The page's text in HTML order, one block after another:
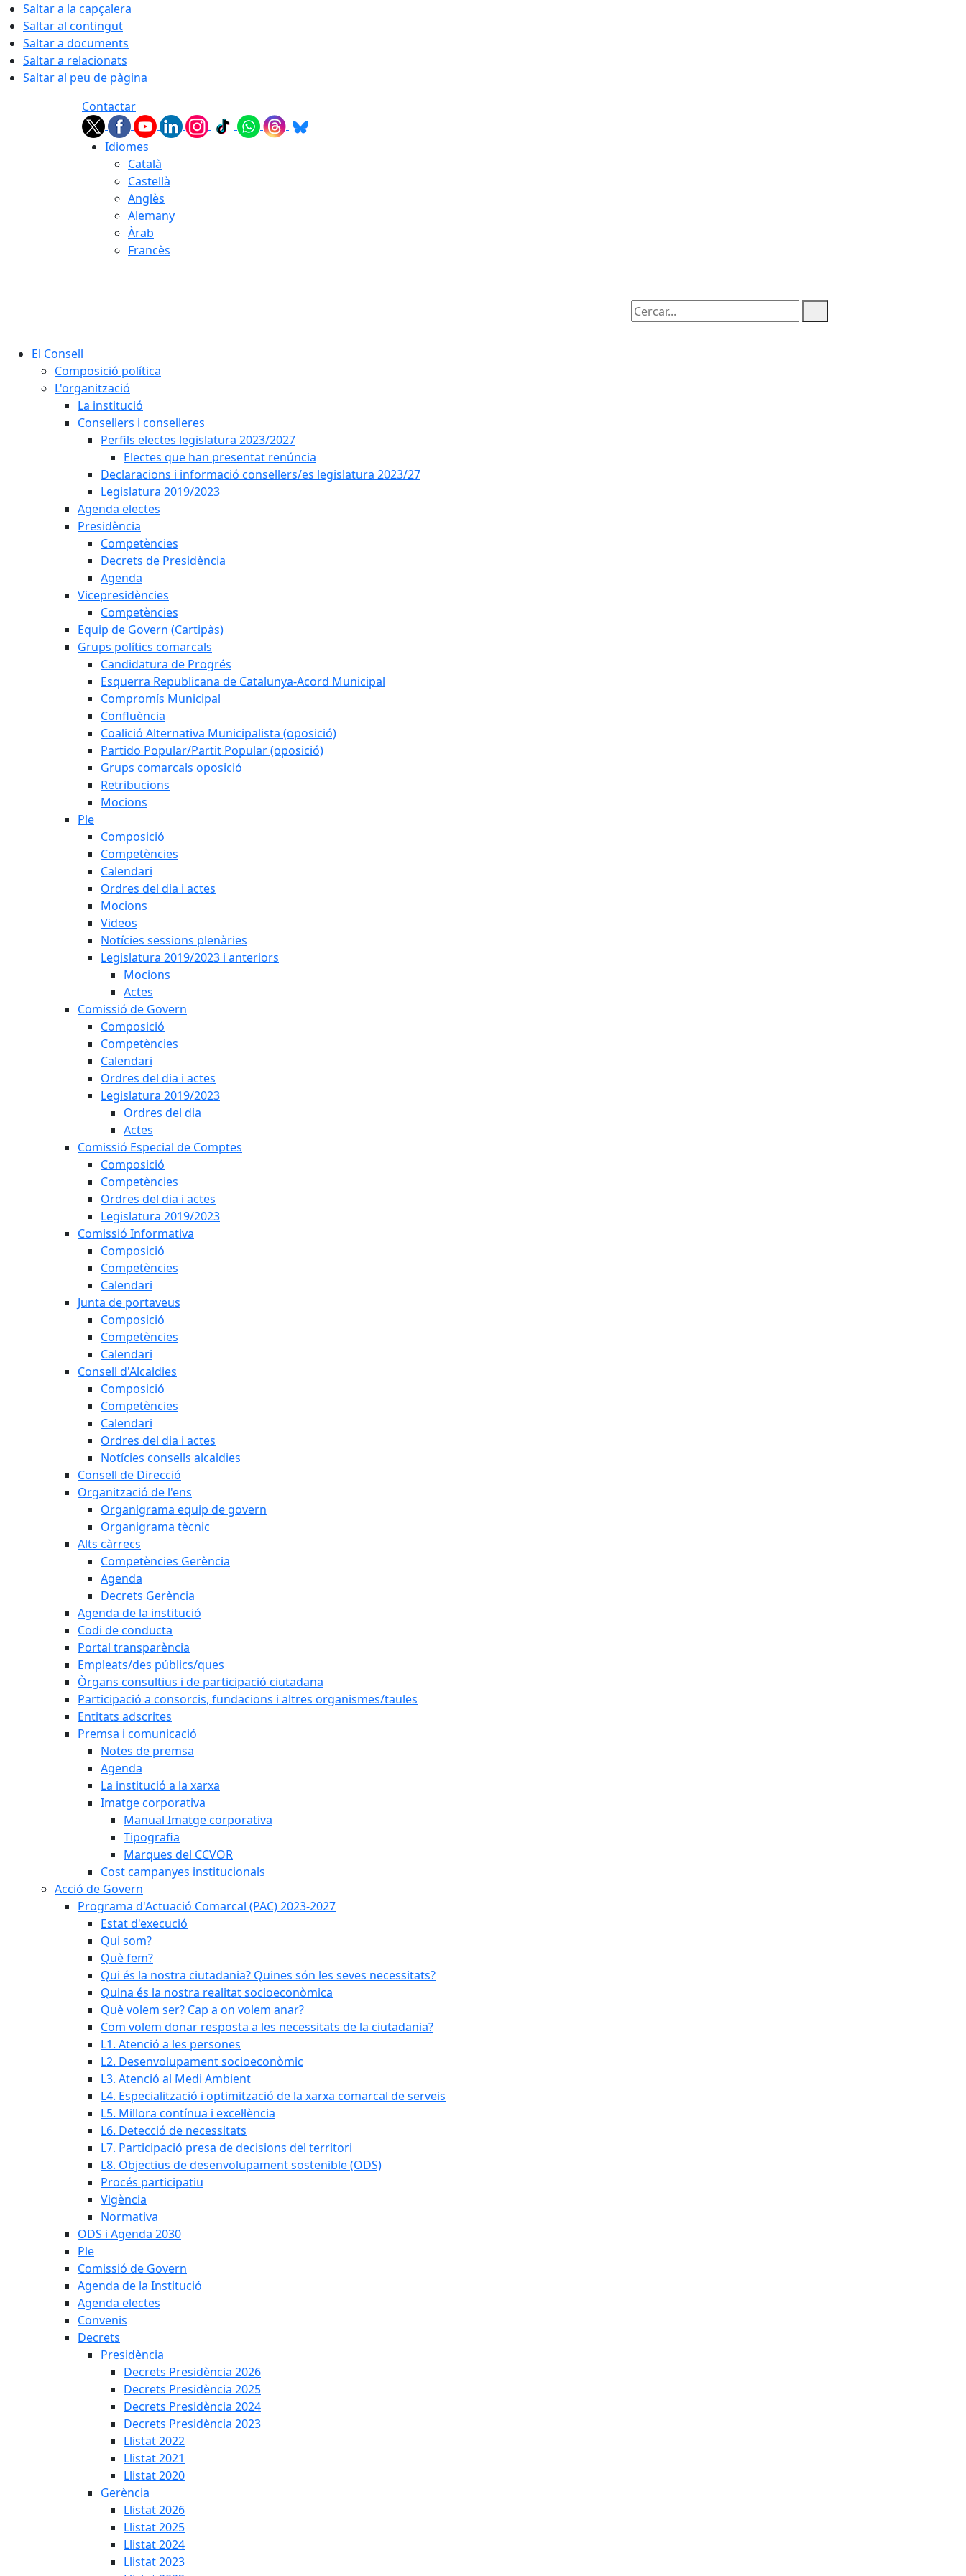
Saltar a la capçalera
Saltar al contingut
Saltar a documents
Saltar a relacionats
Saltar al peu de pàgina
Contactar
Idiomes
Català
Castellà
Anglès
Alemany
Àrab
Francès
Cercar:
El Consell
Composició política
L'organització
La institució
Consellers i conselleres
Perfils electes legislatura 2023/2027
Electes que han presentat renúncia
Declaracions i informació consellers/es legislatura 2023/27
Legislatura 2019/2023
Agenda electes
Presidència
Competències
Decrets de Presidència
Agenda
Vicepresidències
Competències
Equip de Govern (Cartipàs)
Grups polítics comarcals
Candidatura de Progrés
Esquerra Republicana de Catalunya-Acord Municipal
Compromís Municipal
Confluència
Coalició Alternativa Municipalista (oposició)
Partido Popular/Partit Popular (oposició)
Grups comarcals oposició
Retribucions
Mocions
Ple
Composició
Competències
Calendari
Ordres del dia i actes
Mocions
Videos
Notícies sessions plenàries
Legislatura 2019/2023 i anteriors
Mocions
Actes
Comissió de Govern
Composició
Competències
Calendari
Ordres del dia i actes
Legislatura 2019/2023
Ordres del dia
Actes
Comissió Especial de Comptes
Composició
Competències
Ordres del dia i actes
Legislatura 2019/2023
Comissió Informativa
Composició
Competències
Calendari
Junta de portaveus
Composició
Competències
Calendari
Consell d'Alcaldies
Composició
Competències
Calendari
Ordres del dia i actes
Notícies consells alcaldies
Consell de Direcció
Organització de l'ens
Organigrama equip de govern
Organigrama tècnic
Alts càrrecs
Competències Gerència
Agenda
Decrets Gerència
Agenda de la institució
Codi de conducta
Portal transparència
Empleats/des públics/ques
Òrgans consultius i de participació ciutadana
Participació a consorcis, fundacions i altres organismes/taules
Entitats adscrites
Premsa i comunicació
Notes de premsa
Agenda
La institució a la xarxa
Imatge corporativa
Manual Imatge corporativa
Tipografia
Marques del CCVOR
Cost campanyes institucionals
Acció de Govern
Programa d'Actuació Comarcal (PAC) 2023-2027
Estat d'execució
Qui som?
Què fem?
Qui és la nostra ciutadania? Quines són les seves necessitats?
Quina és la nostra realitat socioeconòmica
Què volem ser? Cap a on volem anar?
Com volem donar resposta a les necessitats de la ciutadania?
L1. Atenció a les persones
L2. Desenvolupament socioeconòmic
L3. Atenció al Medi Ambient
L4. Especialització i optimització de la xarxa comarcal de serveis
L5. Millora contínua i excel·lència
L6. Detecció de necessitats
L7. Participació presa de decisions del territori
L8. Objectius de desenvolupament sostenible (ODS)
Procés participatiu
Vigència
Normativa
ODS i Agenda 2030
Ple
Comissió de Govern
Agenda de la Institució
Agenda electes
Convenis
Decrets
Presidència
Decrets Presidència 2026
Decrets Presidència 2025
Decrets Presidència 2024
Decrets Presidència 2023
Llistat 2022
Llistat 2021
Llistat 2020
Gerència
Llistat 2026
Llistat 2025
Llistat 2024
Llistat 2023